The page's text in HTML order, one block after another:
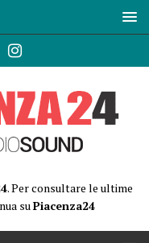
. Per consultare le ultime
suPiacenza24